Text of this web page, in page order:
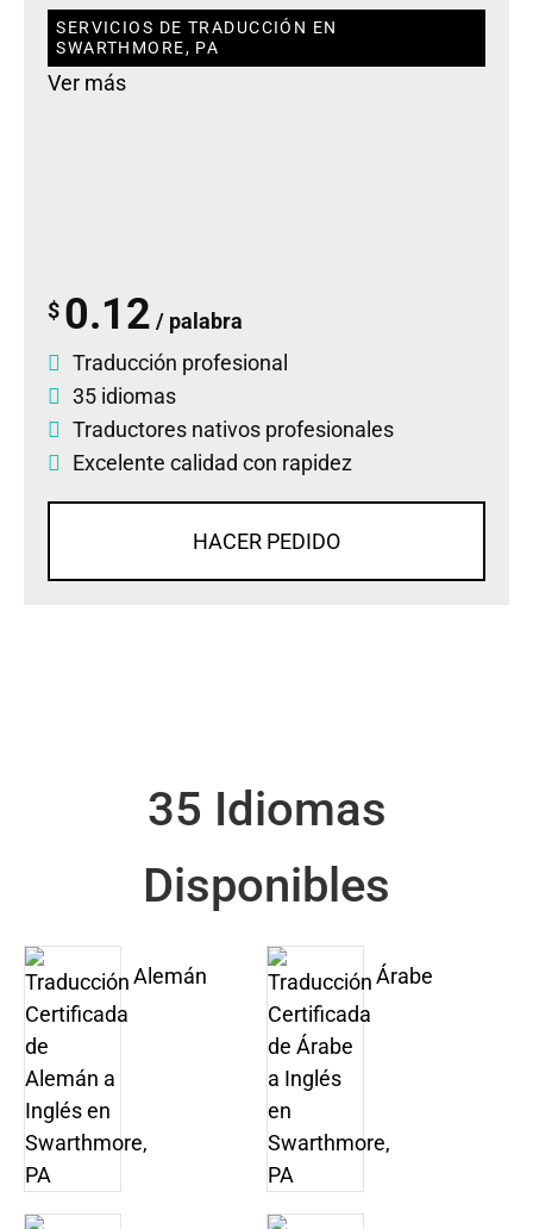
SERVICIOS DE TRADUCCIÓN EN
SWARTHMORE, PA
Ver más
$ 0.12 / palabra
Traducción profesional
35 idiomas
Traductores nativos profesionales
Excelente calidad con rapidez
HACER PEDIDO
35 Idiomas
Disponibles
Alemán Árabe